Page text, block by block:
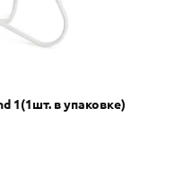
1(1шт. в упаковке)